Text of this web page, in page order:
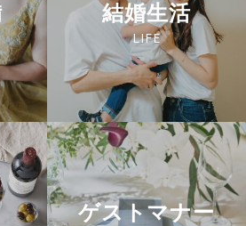
結婚生活
LIFE
ゲストマナー